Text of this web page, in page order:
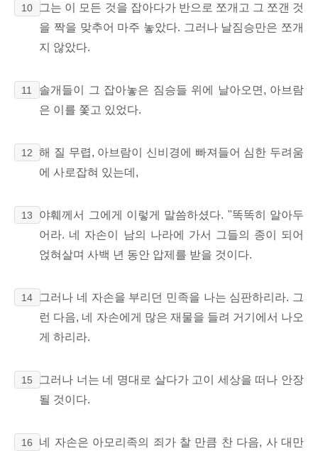
10
그는 이 모든 것을 잡아다가 반으로 쪼개고 그 쪼갠 것
을 짝을 맞추어 마주 놓았다. 그러나 날짐승만은 쪼개
지 않았다.
11
솔개들이 그 잡아놓은 짐승들 위에 날아오면, 아브람
은 이를 쫓고 있었다.
12
해 질 무렵, 아브람이 신비경에 빠져들어 심한 두려움
에 사로잡혀 있는데,
13
야훼께서 그에게 이렇게 말씀하셨다. "똑똑히 알아두
어라. 네 자손이 남의 나라에 가서 그들의 종이 되어
얹혀살며 사백 년 동안 압제를 받을 것이다.
14
그러나 네 자손을 부리던 민족을 나는 심판하리라. 그
런 다음, 네 자손에게 많은 재물을 들려 거기에서 나오
게 하리라.
15
그러나 너는 네 명대로 살다가 고이 세상을 떠나 안장
될 것이다.
16
네 자손은 아모리족의 죄가 찰 만큼 찬 다음, 사 대만